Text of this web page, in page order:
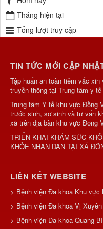
Tháng hiện tại
Tổng lượt truy cập
TIN TỨC MỚI CẬP
Tập huấn an toàn tiêm vắc
truyền thông tại Trung tâm y
Trung tâm Y tế khu vực Đồng
trước sinh, sơ sinh và tư vấn
xã trên địa bàn khu vực Đồng
TRIỂN KHAI KHÁM SỨC
KHỎE NHÂN DÂN TẠI XÃ
LIÊN KẾT WEBSITE
> Bệnh viện Đa khoa Khu vực
> Bệnh viện Đa khoa Vị Xuyên
> Bệnh viện Đa khoa Quang